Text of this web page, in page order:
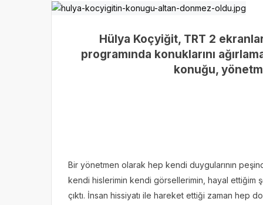
Hülya Koçyiğit, TRT 2
programında konuklarını
konuğu,
Bir yönetmen olarak hep kendi duygularının
kendi hislerimin kendi görsellerimin, hayal
çıktı. İnsan hissiyatı ile hareket ettiği zaman hep